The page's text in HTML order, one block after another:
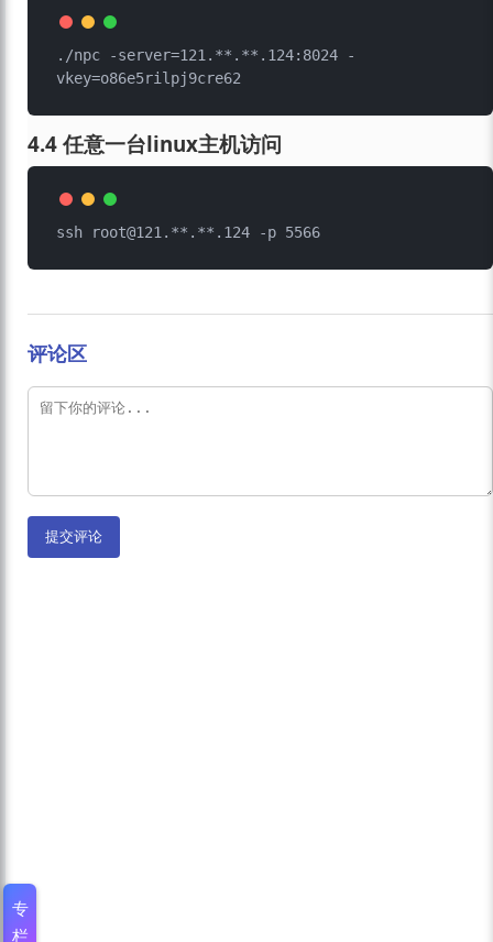
./npc -server=121.**.**.124:8024 -
4.4 任意一台linux主机访问
评论区
提交评论
专
栏